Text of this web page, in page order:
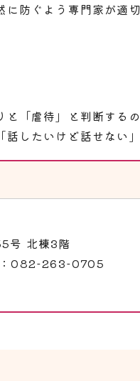
防ぐよう専門家が適
「虐待」と判断する
したいけど話せない
号 北棟3階
082-263-0705